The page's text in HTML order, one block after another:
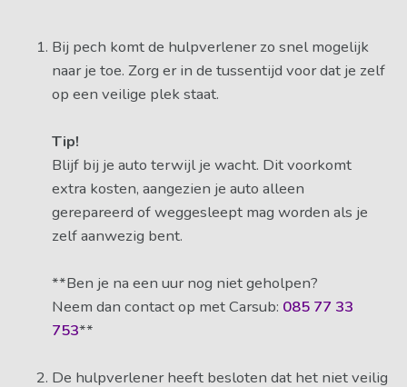
Bij pech komt de hulpverlener zo snel mogelijk
naar je toe. Zorg er in de tussentijd voor dat je zelf
op een veilige plek staat.
Tip!
Blijf bij je auto terwijl je wacht. Dit voorkomt
extra kosten, aangezien je auto alleen
gerepareerd of weggesleept mag worden als je
zelf aanwezig bent.
**Ben je na een uur nog niet geholpen?
Neem dan contact op met Carsub: 085 77 33
753**
De hulpverlener heeft besloten dat het niet veilig